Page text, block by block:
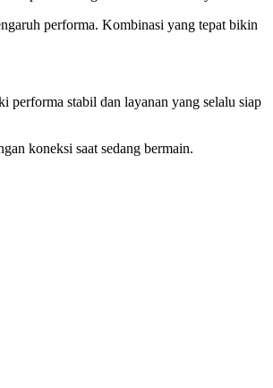
performa. Kombinasi yang tepat bikin
performa stabil dan layanan yang selalu siap
koneksi saat sedang bermain.